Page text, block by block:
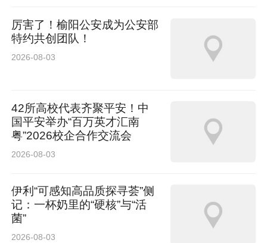
厉害了！榆阳公安成为公安部
特约共创团队！
2026-08-03
42所高校代表齐聚平安！中
国平安举办“百万英才汇南
粤”2026校企合作交流会
2026-08-03
伊利“可感知高品质探寻荟”侧
记：一杯奶里的“硬核”与“活
菌”
2026-08-03